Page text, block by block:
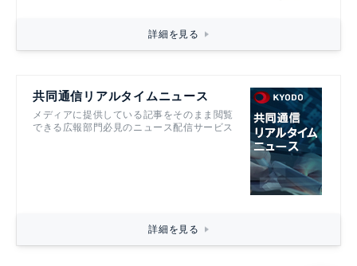
詳細を見る
共同通信リアルタイムニュース
メディアに提供している記事をそのまま閲覧
できる広報部門必見のニュース配信サービス
詳細を見る